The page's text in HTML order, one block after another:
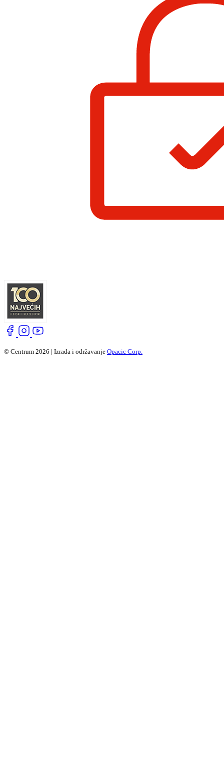
© Centrum 2026 | Izrada i održavanje Opacic Corp.